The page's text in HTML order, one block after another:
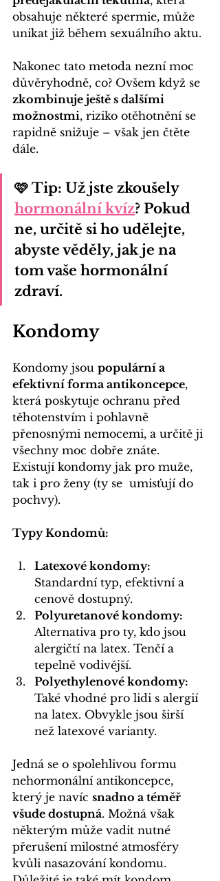
obsahuje některé spermie, může
unikat již během sexuálního aktu.
Nakonec tato metoda nezní moc
důvěryhodně, co? Ovšem když se
zkombinuje ještě s dalšími
možnostmi, riziko otěhotnění se
rapidně snižuje – však jen čtěte
dále.
🩷 Tip: Už jste zkoušely
hormonální kvíz? Pokud
ne, určitě si ho udělejte,
abyste věděly, jak je na
tom vaše hormonální
zdraví.
Kondomy
Kondomy jsou populární a
efektivní forma antikoncepce,
která poskytuje ochranu před
těhotenstvím i pohlavně
přenosnými nemocemi, a určitě ji
všechny moc dobře znáte.
Existují kondomy jak pro muže,
tak i pro ženy (ty se  umisťují do
pochvy).
Typy Kondomů:
Latexové kondomy:
Standardní typ, efektivní a
cenově dostupný.
Polyuretanové kondomy:
Alternativa pro ty, kdo jsou
alergičtí na latex. Tenčí a
tepelně vodivější.
Polyethylenové kondomy:
Také vhodné pro lidi s alergií
na latex. Obvykle jsou širší
než latexové varianty.
Jedná se o spolehlivou formu
nehormonální antikoncepce,
který je navíc snadno a téměř
všude dostupná. Možná však
některým může vadit nutné
přerušení milostné atmosféry
kvůli nasazování kondomu.